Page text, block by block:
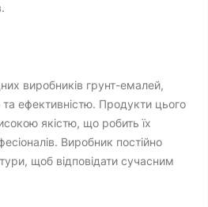
виробників грунт-емалей,
та ефективністю. Продукти цього
якістю, що робить їх
Виробник постійно
щоб відповідати сучасним